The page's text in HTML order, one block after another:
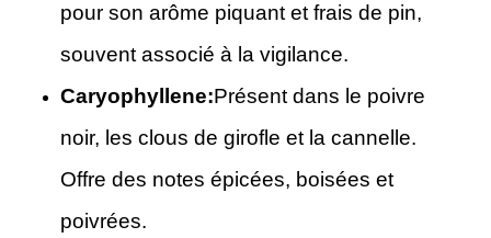
pour son arôme piquant et frais de pin,
souvent associé à la vigilance.
Caryophyllene:Présent dans le poivre
noir, les clous de girofle et la cannelle.
Offre des notes épicées, boisées et
poivrées.